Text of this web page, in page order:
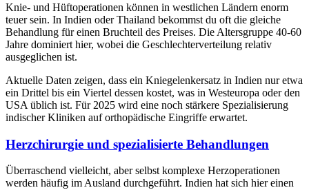
Knie- und Hüftoperationen können in westlichen Ländern enorm
teuer sein. In Indien oder Thailand bekommst du oft die gleiche
Behandlung für einen Bruchteil des Preises. Die Altersgruppe 40-60
Jahre dominiert hier, wobei die Geschlechterverteilung relativ
ausgeglichen ist.
Aktuelle Daten zeigen, dass ein Kniegelenkersatz in Indien nur etwa
ein Drittel bis ein Viertel dessen kostet, was in Westeuropa oder den
USA üblich ist. Für 2025 wird eine noch stärkere Spezialisierung
indischer Kliniken auf orthopädische Eingriffe erwartet.
Herzchirurgie und spezialisierte Behandlungen
Überraschend vielleicht, aber selbst komplexe Herzoperationen
werden häufig im Ausland durchgeführt. Indien hat sich hier einen